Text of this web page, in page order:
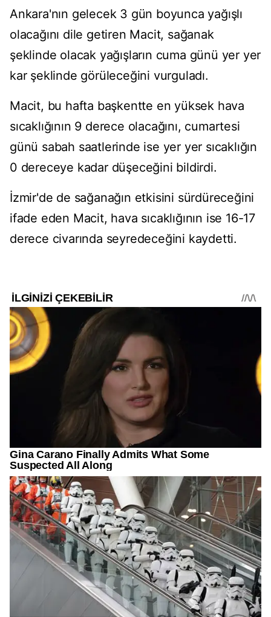
Ankara'nın gelecek 3 gün boyunca yağışlı
olacağını dile getiren Macit, sağanak
şeklinde olacak yağışların cuma günü yer yer
kar şeklinde görüleceğini vurguladı.
Macit, bu hafta başkentte en yüksek hava
sıcaklığının 9 derece olacağını, cumartesi
günü sabah saatlerinde ise yer yer sıcaklığın
0 dereceye kadar düşeceğini bildirdi.
İzmir'de de sağanağın etkisini sürdüreceğini
ifade eden Macit, hava sıcaklığının ise 16-17
derece civarında seyredeceğini kaydetti.